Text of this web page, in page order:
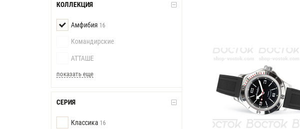
КОЛЛЕКЦИЯ
Амфибия 16
Командирские
АТТАШЕ
показать еще
СЕРИЯ
Классика 16